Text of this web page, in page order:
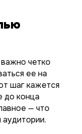
четко
ее на
шаг кажется
до конца
— что